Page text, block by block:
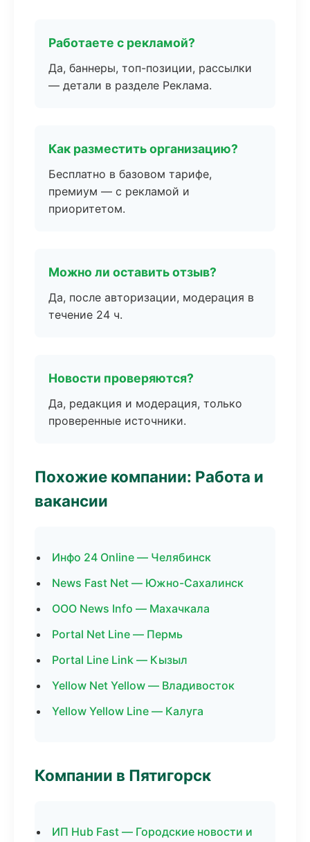
Работаете с рекламой?
Да, баннеры, топ-позиции, рассылки
— детали в разделе Реклама.
Как разместить организацию?
Бесплатно в базовом тарифе,
премиум — с рекламой и
приоритетом.
Можно ли оставить отзыв?
Да, после авторизации, модерация в
течение 24 ч.
Новости проверяются?
Да, редакция и модерация, только
проверенные источники.
Похожие компании: Работа и
вакансии
Инфо 24 Online — Челябинск
News Fast Net — Южно-Сахалинск
ООО News Info — Махачкала
Portal Net Line — Пермь
Portal Line Link — Кызыл
Yellow Net Yellow — Владивосток
Yellow Yellow Line — Калуга
Компании в Пятигорск
ИП Hub Fast — Городские новости и